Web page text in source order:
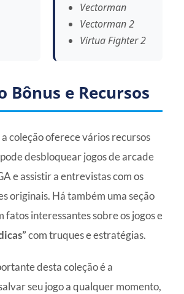
Vectorman
Vectorman 2
Virtua Fighter 2
Bônus e Recursos
coleção oferece vários recursos
desbloquear jogos de arcade
e assistir a entrevistas com os
originais. Há também uma seção
fatos interessantes sobre os jogos e
com truques e estratégias.
desta coleção é a
seu jogo a qualquer momento,